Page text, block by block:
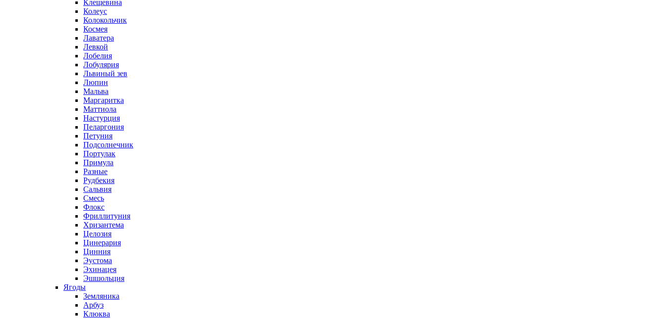
Клещевина
Колеус
Колокольчик
Космея
Лаватера
Левкой
Лобелия
Лобулярия
Львиный зев
Люпин
Мальва
Маргаритка
Маттиола
Настурция
Пеларгония
Петуния
Подсолнечник
Портулак
Примула
Разные
Рудбекия
Сальвия
Смесь
Флокс
Фриллитуния
Хризантема
Целозия
Цинерария
Цинния
Эустома
Эхинацея
Эшшольция
Ягоды
Земляника
Арбуз
Клюква